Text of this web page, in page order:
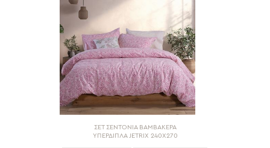
ΣΕΤ ΣΕΝΤΟΝΙΑ ΒΑΜΒΑΚΕΡΑ
ΥΠΕΡΔΙΠΛΑ JETRIX 240Χ270